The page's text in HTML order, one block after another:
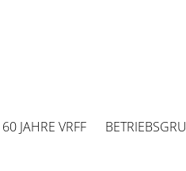
60 JAHRE VRFF